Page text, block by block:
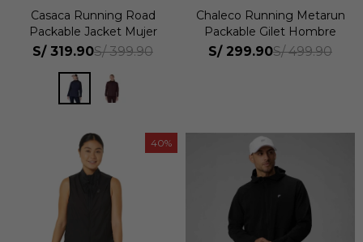
Casaca Running Road
Packable Jacket Mujer
S/ 319.90S/ 399.90
Chaleco Running Metarun
Packable Gilet Hombre
S/ 299.90S/ 499.90
40